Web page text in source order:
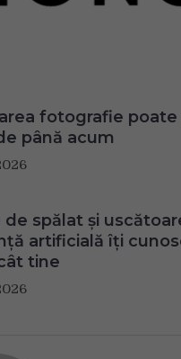
fotografie poate
până acum
de spălat și
artificială îți
tine